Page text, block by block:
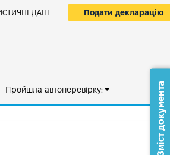
ДАНІ Подати декларацію
Пройшла автоперевірку: Зміст документа